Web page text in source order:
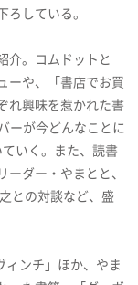
している。
介。コムドットと
ーや、「書店でお買
れ興味を惹かれた書
ーが今どんなことに
いく。また、読書
ダー・やまとと、
との対談など、盛
ィンチ」ほか、やま